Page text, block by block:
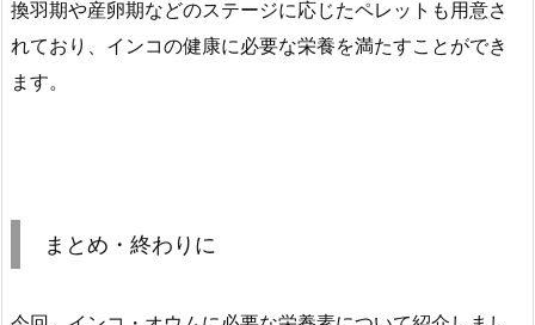
換羽期や産卵期などのステージに応じたペレットも用意さ
れており、インコの健康に必要な栄養を満たすことができ
ます。
まとめ・終わりに